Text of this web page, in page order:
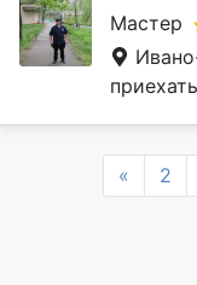
Мастер
« 2